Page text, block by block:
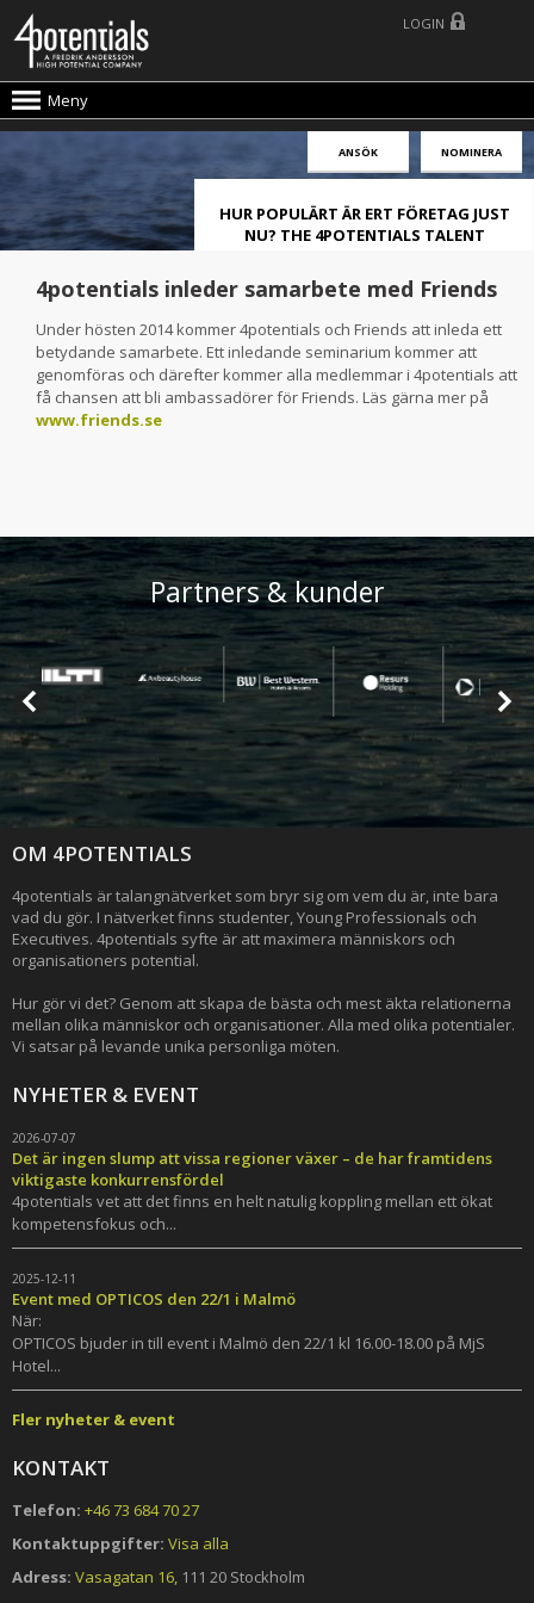
Meny
LOGIN
ANSÖK NOMINERA
HUR POPULÄRT ÄR ERT FÖRETAG JUST
NU? THE 4POTENTIALS TALENT
4potentials inleder samarbete med Friends
Under hösten 2014 kommer 4potentials och Friends att inleda ett
betydande samarbete. Ett inledande seminarium kommer att
genomföras och därefter kommer alla medlemmar i 4potentials att
få chansen att bli ambassadörer för Friends. Läs gärna mer på
www.friends.se
Partners & kunder
OM 4POTENTIALS
4potentials är talangnätverket som bryr sig om vem du är, inte bara
vad du gör. I nätverket finns studenter, Young Professionals och
Executives. 4potentials syfte är att maximera människors och
organisationers potential.
Hur gör vi det? Genom att skapa de bästa och mest äkta relationerna
mellan olika människor och organisationer. Alla med olika potentialer.
Vi satsar på levande unika personliga möten.
NYHETER & EVENT
2026-07-07
Det är ingen slump att vissa regioner växer – de har framtidens
viktigaste konkurrensfördel
4potentials vet att det finns en helt natulig koppling mellan ett ökat
kompetensfokus och...
2025-12-11
Event med OPTICOS den 22/1 i Malmö
När:
OPTICOS bjuder in till event i Malmö den 22/1 kl 16.00-18.00 på MjS
Hotel...
Fler nyheter & event
KONTAKT
Telefon: +46 73 684 70 27
Kontaktuppgifter: Visa alla
Adress: Vasagatan 16, 111 20 Stockholm